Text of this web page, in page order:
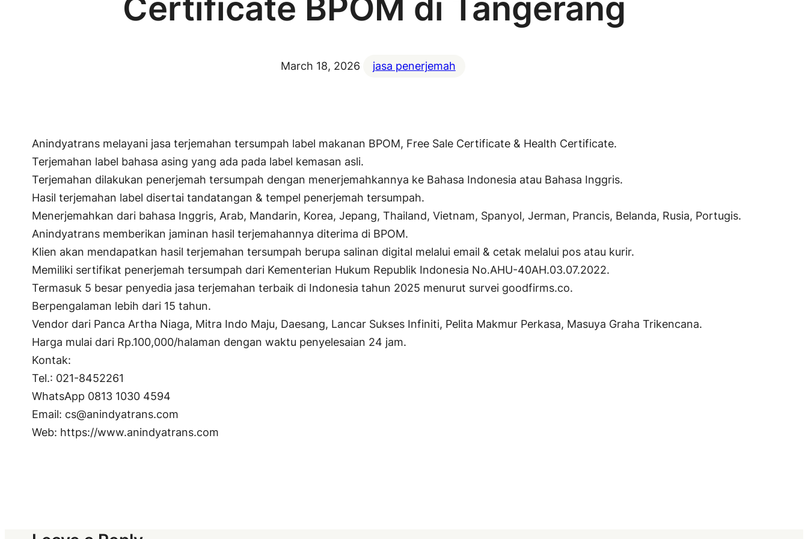
March 18, 2026 jasa penerjemah
Anindyatrans melayani jasa terjemahan tersumpah label makanan BPOM, Free Sale Certificate & Health Certificate.
Terjemahan label bahasa asing yang ada pada label kemasan asli.
Terjemahan dilakukan penerjemah tersumpah dengan menerjemahkannya ke Bahasa Indonesia atau Bahasa Inggris.
Hasil terjemahan label disertai tandatangan & tempel penerjemah tersumpah.
Menerjemahkan dari bahasa Inggris, Arab, Mandarin, Korea, Jepang, Thailand, Vietnam, Spanyol, Jerman, Prancis, Belanda, Rusia, Portugis.
Anindyatrans memberikan jaminan hasil terjemahannya diterima di BPOM.
Klien akan mendapatkan hasil terjemahan tersumpah berupa salinan digital melalui email & cetak melalui pos atau kurir.
Memiliki sertifikat penerjemah tersumpah dari Kementerian Hukum Republik Indonesia No.AHU-40AH.03.07.2022.
Termasuk 5 besar penyedia jasa terjemahan terbaik di Indonesia tahun 2025 menurut survei goodfirms.co.
Berpengalaman lebih dari 15 tahun.
Vendor dari Panca Artha Niaga, Mitra Indo Maju, Daesang, Lancar Sukses Infiniti, Pelita Makmur Perkasa, Masuya Graha Trikencana.
Harga mulai dari Rp.100,000/halaman dengan waktu penyelesaian 24 jam.
Kontak:
Tel.: 021-8452261
WhatsApp 0813 1030 4594
Email: cs@anindyatrans.com
Web: https://www.anindyatrans.com